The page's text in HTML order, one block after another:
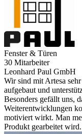
Fenster & Türen
30 Mitarbeiter
Leonhard Paul GmbH
Wir sind mit Artesa
aufgebaut und
Besonders gefällt uns,
Weiterentwicklungen
motiviert wirkt. Man
Produkt gearbeitet wird.